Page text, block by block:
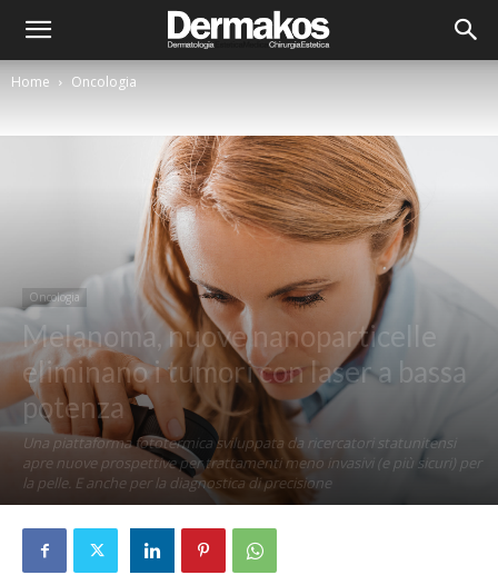
Home Oncologia
Oncologia
Melanoma, nuove nanoparticelle
eliminano i tumori con laser a bassa
potenza
Una piattaforma fototermica sviluppata da ricercatori statunitensi
apre nuove prospettive per trattamenti meno invasivi (e più sicuri) per
la pelle. E anche per la diagnostica di precisione